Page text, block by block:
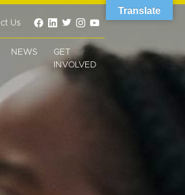
Us
NEWS
GET
INVOLVED
Translate